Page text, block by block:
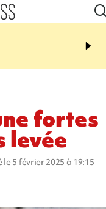
20:44
rouée de coups,
fortes
levée
le 5 février 2025 à 19:15